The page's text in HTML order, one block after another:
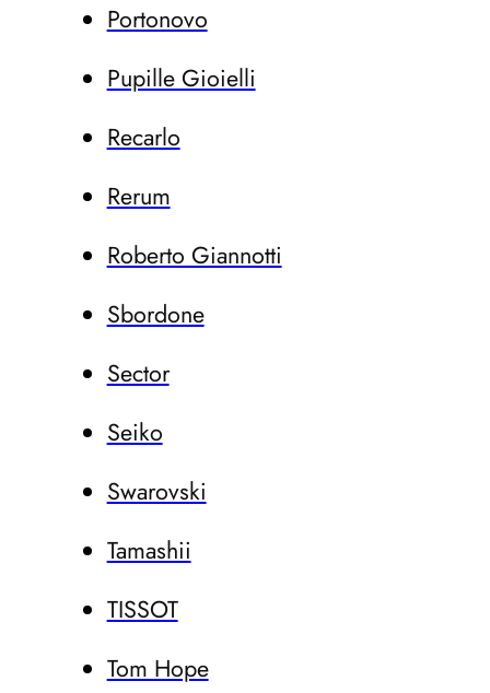
Portonovo
Pupille Gioielli
Recarlo
Rerum
Roberto Giannotti
Sbordone
Sector
Seiko
Swarovski
Tamashii
TISSOT
Tom Hope